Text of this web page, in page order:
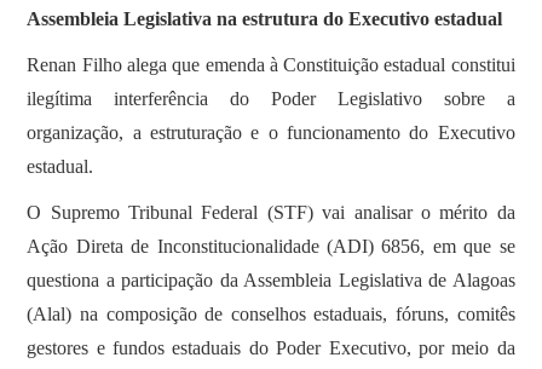
Assembleia Legislativa na estrutura do Executivo estadual
Renan Filho alega que emenda à Constituição estadual constitui
ilegítima interferência do Poder Legislativo sobre a
organização, a estruturação e o funcionamento do Executivo
estadual.
O Supremo Tribunal Federal (STF) vai analisar o mérito da
Ação Direta de Inconstitucionalidade (ADI) 6856, em que se
questiona a participação da Assembleia Legislativa de Alagoas
(Alal) na composição de conselhos estaduais, fóruns, comitês
gestores e fundos estaduais do Poder Executivo, por meio da